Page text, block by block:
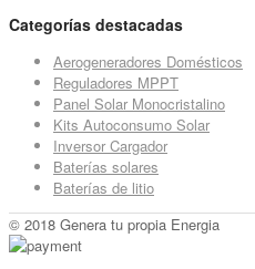
Categorías destacadas
Aerogeneradores Domésticos
Reguladores MPPT
Panel Solar Monocristalino
Kits Autoconsumo Solar
Inversor Cargador
Baterías solares
Baterías de litio
© 2018 Genera tu propia Energia